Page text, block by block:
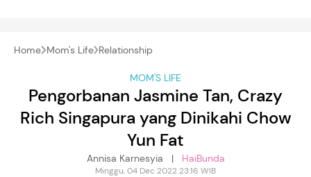
Home Mom's Life Relationship
MOM'S LIFE
Pengorbanan Jasmine Tan, Crazy
Rich Singapura yang Dinikahi Chow
Yun Fat
Annisa Karnesyia | HaiBunda
Minggu, 04 Dec 2022 23:16 WIB